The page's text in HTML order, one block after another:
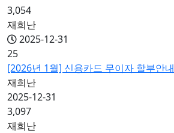
3,054
재희난
2025-12-31
25
[2026년 1월] 신용카드 무이자 할부안내
재희난
2025-12-31
3,097
재희난